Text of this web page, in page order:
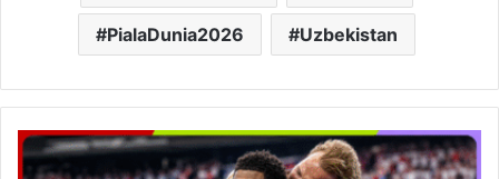
PialaDunia2026 Uzbekistan